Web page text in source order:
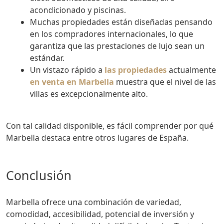
acondicionado y piscinas.
Muchas propiedades están diseñadas pensando
en los compradores internacionales, lo que
garantiza que las prestaciones de lujo sean un
estándar.
Un vistazo rápido a las propiedadesactualmente
en venta en Marbella muestra que el nivel de las
villas es excepcionalmente alto.
Con tal calidad disponible, es fácil comprender por qué
Marbella destaca entre otros lugares de España.
Conclusión
Marbella ofrece una combinación de variedad,
comodidad, accesibilidad, potencial de inversión y